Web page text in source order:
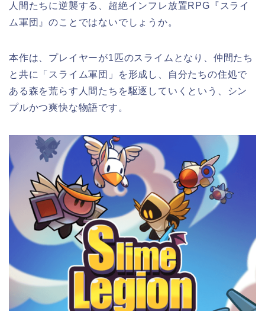
人間たちに逆襲する、超絶インフレ放置RPG『スライ
ム軍団』のことではないでしょうか。
本作は、プレイヤーが1匹のスライムとなり、仲間たち
と共に「スライム軍団」を形成し、自分たちの住処で
ある森を荒らす人間たちを駆逐していくという、シン
プルかつ爽快な物語です。